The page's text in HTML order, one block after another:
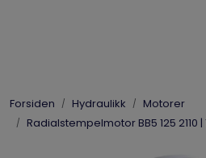
Forsiden Hydraulikk
Motorer
Radialstempelmotor BB5 125 2110
Enerpac